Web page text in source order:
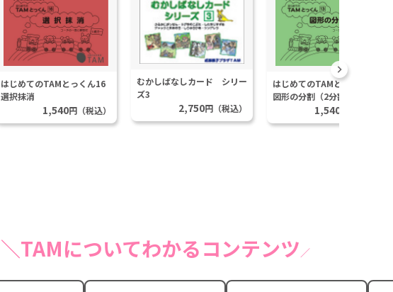
はじめてのTAMとっくん16
選択抹消
1,540円（税込）
むかしばなしカード シリー
ズ3
2,750円（税込）
はじめてのTAMとっくん13
図形の分割（2分割）
1,540
TAMについてわかるコンテンツ